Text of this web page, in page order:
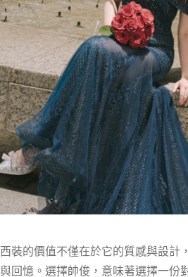
西裝的價值不僅在於它的質感與設計
與回憶。選擇帥俊，意味著選擇一份